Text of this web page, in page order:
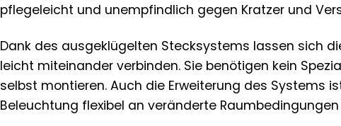
pflegeleicht und unempfindlich gegen Kratzer und
Dank des ausgeklügelten Stecksystems lassen sich
leicht miteinander verbinden. Sie benötigen kein
selbst montieren. Auch die Erweiterung des Systems
Beleuchtung flexibel an veränderte